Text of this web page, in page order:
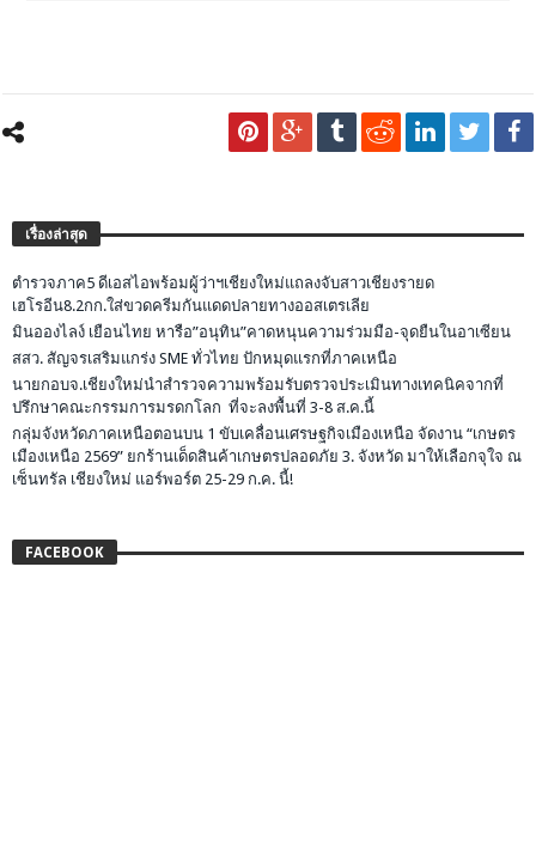
เรื่องล่าสุด
ตำรวจภาค5 ดีเอสไอพร้อมผู้ว่าฯเชียงใหม่แถลงจับสาวเชียงรายด
เฮโรอีน8.2กก.ใส่ขวดครีมกันแดดปลายทางออสเตรเลีย
มินอองไลง์ เยือนไทย หารือ”อนุทิน”คาดหนุนความร่วมมือ-จุดยืนในอาเซียน
สสว. สัญจรเสริมแกร่ง SME ทั่วไทย ปักหมุดแรกที่ภาคเหนือ
นายกอบจ.เชียงใหม่นำสำรวจความพร้อมรับตรวจประเมินทางเทคนิคจากที่
ปรึกษาคณะกรรมการมรดกโลก ที่จะลงพื้นที่ 3-8 ส.ค.นี้
กลุ่มจังหวัดภาคเหนือตอนบน 1 ขับเคลื่อนเศรษฐกิจเมืองเหนือ จัดงาน “เกษตร
เมืองเหนือ 2569” ยกร้านเด็ดสินค้าเกษตรปลอดภัย 3. จังหวัด มาให้เลือกจุใจ ณ
เซ็นทรัล เชียงใหม่ แอร์พอร์ต 25-29 ก.ค. นี้!
FACEBOOK